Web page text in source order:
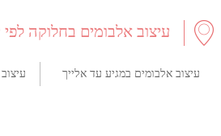
עיצוב אלבומים בחלוקה לפי
עיצוב אלבומים במגיע עד אלייך